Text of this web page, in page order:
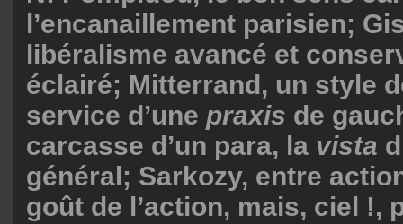
l’encanaillement parisien;
libéralisme avancé et
éclairé; Mitterrand, un style
service d’une praxis de
carcasse d’un para, la vista
général; Sarkozy, entre
goût de l’action, mais, ciel !,